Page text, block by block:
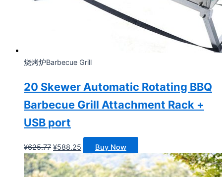
烧烤炉Barbecue Grill
20 Skewer Automatic Rotating BBQ
Barbecue Grill Attachment Rack +
USB port
¥625.77 原
价
为：
¥588.25
价
Buy Now